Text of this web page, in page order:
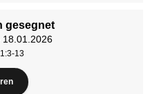
gesegnet
13